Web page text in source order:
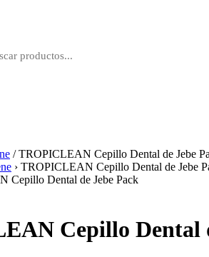
/ TROPICLEAN Cepillo Dental de Jebe
› TROPICLEAN Cepillo Dental de Jebe
Cepillo Dental